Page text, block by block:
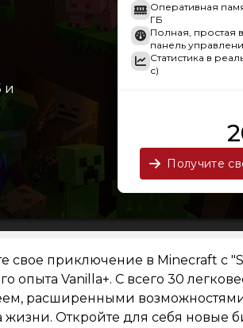
и
Оперативная
ГБ
Полная, простая
панель
Статистика в
с)
Получите
свое приключение в Minecraft с
опыта Vanilla+. С всего 30
расширенными
жизни. Откройте для себя